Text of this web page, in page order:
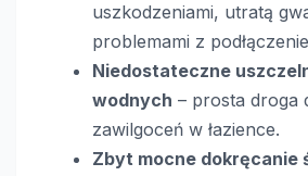
uszkodzeniami, utratą
problemami z
Niedostateczne
wodnych – prosta droga
zawilgoceń w łazience.
Zbyt mocne dokręcanie